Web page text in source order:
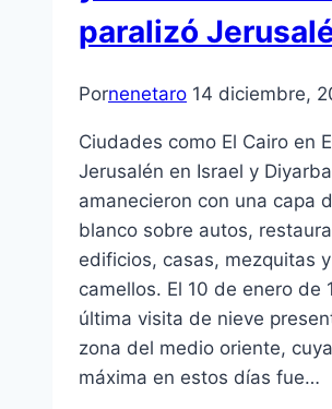
paralizó
Pornenetaro 14 diciembre,
Ciudades como El Cairo en
Jerusalén en Israel y
amanecieron con una capa
blanco sobre autos,
edificios, casas, mezquitas
camellos. El 10 de enero de
última visita de nieve
zona del medio oriente,
máxima en estos días fue…